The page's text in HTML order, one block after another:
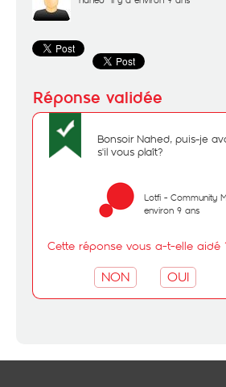
Bonsoir Nahed, puis-je
s'il vous plaît?
Lotfi - Community
environ 9 ans
Cette réponse vous a-t-elle aidé
NON OUI